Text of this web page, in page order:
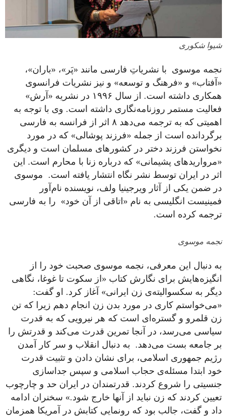
شیوا شکوری
نجمه موسوی با نشریاتِ فارسی مانند «پَر»، «باران»،
«آفتاب» و «فرهنگ و توسعه» و نیز نشریات فرانسوی
همکاری داشته است. از سال ۱۹۹۶ در نشریه «آرش»
فعالیت مستمر روزنامه‌نگاری داشته است. وی با توجه به
اهمیتی که به ترجمه می‌دهد ۸ اثر از فرانسه به فارسی
برگردانده است از جمله «فرزند پوشالی» که در مورد
نخواستن فرزند دختر در کشورهای مسلمان است و دیگری
«مرواریدهای پشیمانی» که درباره زنا با محارم است. این
اثر در ایران توسط نشر نگاه انتشار یافته است. موسوی
در ضمن یکی از آثار ویرجینیا ولف، نویسنده نام‌آور
فمینیست انگلیسی به نام «اتاقی از آن خود» را به فارسی
ترجمه کرده است.
نجمه موسوی
به دنبال این معرفی، نجمه موسوی صحبت خود را از
انگیزه‌هایش برای نگارش کتاب «از سکوت تا غوغا، نگاهی
دیگر به سکسوالیته‌ی زن ایرانی» آغاز کرد. او گفت:
«می‌خواستم کاری در مورد بدن زن انجام دهم زیرا که تن
زن قلمرو و گستره‌ای است که هر نیرویی که به قدرت
سیاسی می‌رسد، در آنجا تمرین قدرت می‌کند و قدرتش را
بر جامعه بست می‌دهد. به دنبال انقلاب و سر کار آمدن
رژیم جمهوری اسلامی، برای نشان دادن و تثبیت قدرت
خود ابتدا مسئله‌ی حجاب اسلامی و سپس جداسازی
جنسیتی را شروع کردند. قدرتمندان در ایران حد و چارچوب
تعیین کردند که زن نباید از آنها خارج شود.» سخنران ادامه
داد و گفت، جالب بود که رونماییِ کتابش در آمریکا همزمان